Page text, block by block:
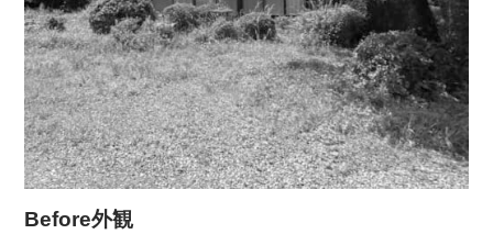
Before外観